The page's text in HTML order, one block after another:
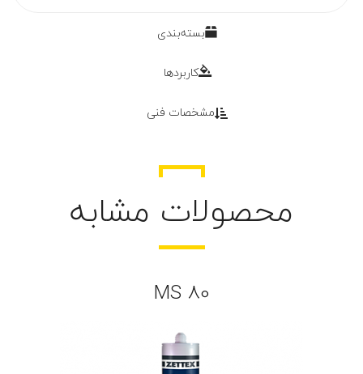
بسته‌بندی
کاربردها
مشخصات فنی
محصولات مشابه
MS 80